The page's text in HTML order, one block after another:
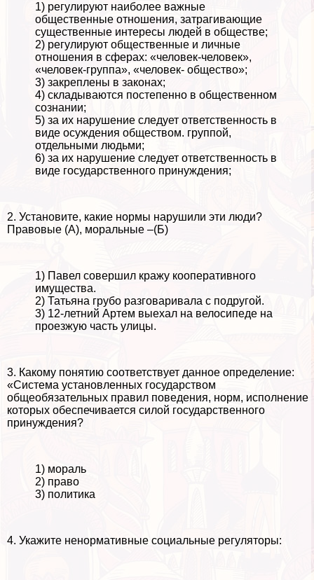
1) регулируют наиболее важные
общественные отношения, затрагивающие
существенные интересы людей в обществе;
2) регулируют общественные и личные
отношения в сферах: «человек-человек»,
«человек-группа», «человек- общество»;
3) закреплены в законах;
4) складываются постепенно в общественном
сознании;
5) за их нарушение следует ответственность в
виде осуждения обществом. группой,
отдельными людьми;
6) за их нарушение следует ответственность в
виде государственного принуждения;
2. Установите, какие нормы нарушили эти люди?
Правовые (А), мopaльные –(Б)
1) Павел совершил кражу кооперативного
имущества.
2) Татьяна грубо разговаривала с подругой.
3) 12-летний Артем выехал на велосипеде на
проезжую часть улицы.
3. Какому понятию соответствует данное определение:
«Система установленных государством
общеобязательных правил поведения, норм, исполнение
которых обеспечивается силой государственного
принуждения?
1) мораль
2) право
3) политика
4. Укажите ненормативные социальные регуляторы: